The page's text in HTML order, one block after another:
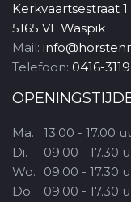
Kerkvaartsestraat 1
5165 VL Waspik
Mail:
Telefoon: 0416-
Ma.
Di.
Wo.
Do.
13.00 - 17.00
09.00 - 17.30
09.00 - 17.30
09.00 - 17.30